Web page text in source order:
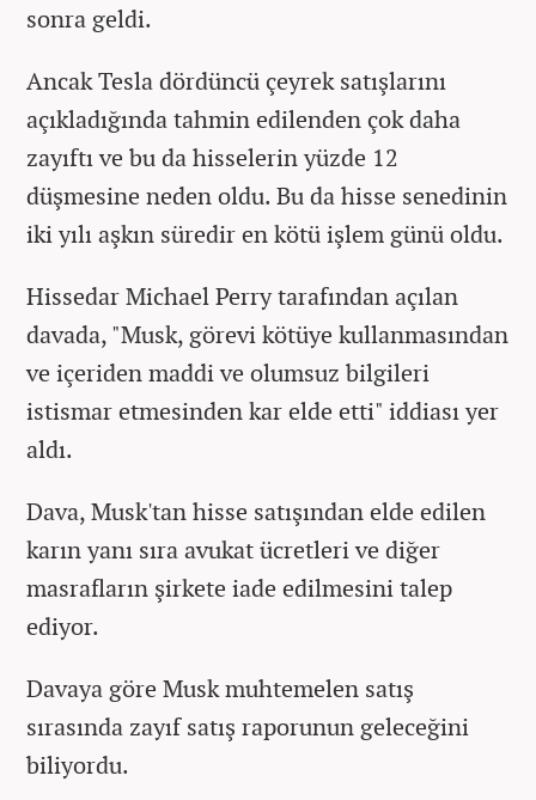
sonra geldi.
Ancak Tesla dördüncü çeyrek satışlarını
açıkladığında tahmin edilenden çok daha
zayıftı ve bu da hisselerin yüzde 12
düşmesine neden oldu. Bu da hisse senedinin
iki yılı aşkın süredir en kötü işlem günü oldu.
Hissedar Michael Perry tarafından açılan
davada, "Musk, görevi kötüye kullanmasından
ve içeriden maddi ve olumsuz bilgileri
istismar etmesinden kar elde etti" iddiası yer
aldı.
Dava, Musk'tan hisse satışından elde edilen
karın yanı sıra avukat ücretleri ve diğer
masrafların şirkete iade edilmesini talep
ediyor.
Davaya göre Musk muhtemelen satış
sırasında zayıf satış raporunun geleceğini
biliyordu.